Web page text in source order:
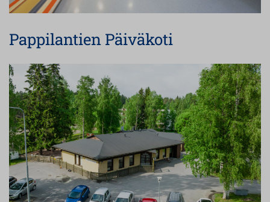
Pappilantien Päiväkoti